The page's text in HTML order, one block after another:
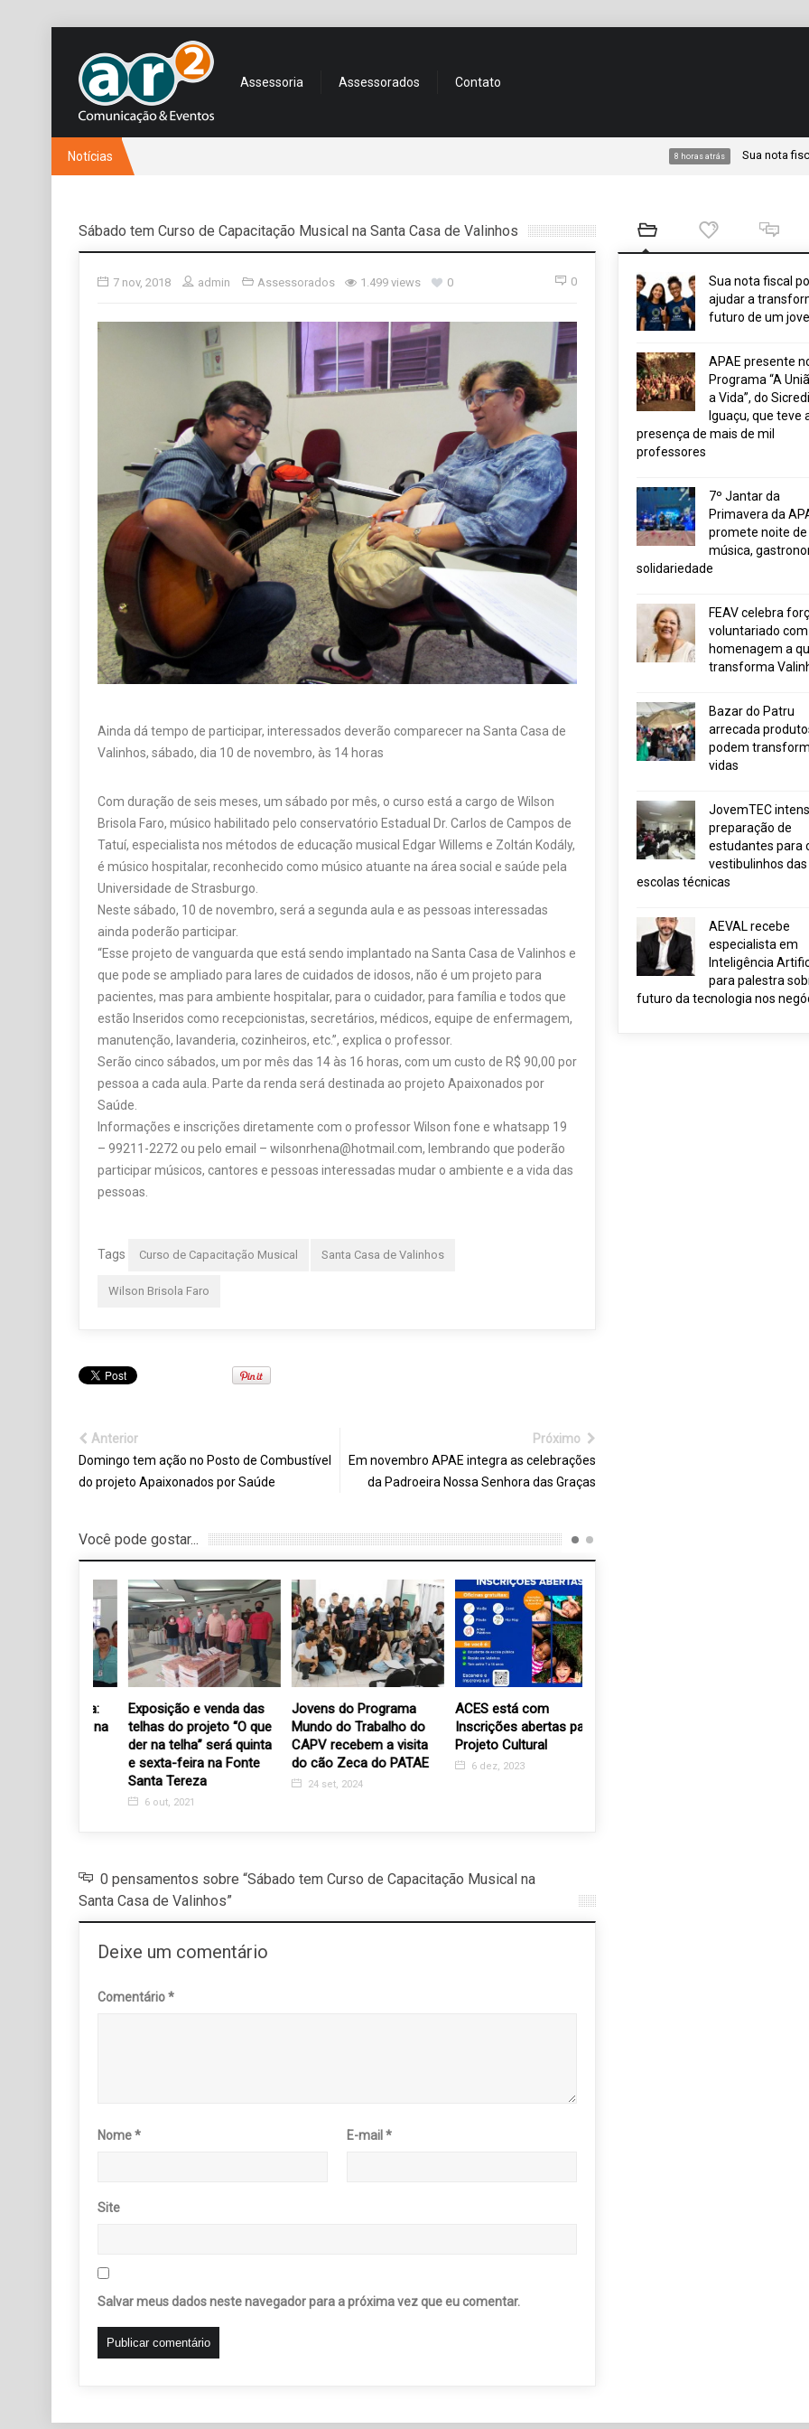
Assessoria Assessorados Contato
Notícias 8 horas atrás Sua nota fiscal pode
Sábado tem Curso de Capacitação Musical na Santa Casa de Valinhos
7 nov, 2018 admin Assessorados 1.499 views 0 0
Ainda dá tempo de participar, interessados deverão comparecer na Santa Casa de
Valinhos, sábado, dia 10 de novembro, às 14 horas
Com duração de seis meses, um sábado por mês, o curso está a cargo de Wilson
Brisola Faro, músico habilitado pelo conservatório Estadual Dr. Carlos de Campos de
Tatuí, especialista nos métodos de educação musical Edgar Willems e Zoltán Kodály,
é músico hospitalar, reconhecido como músico atuante na área social e saúde pela
Universidade de Strasburgo.
Neste sábado, 10 de novembro, será a segunda aula e as pessoas interessadas
ainda poderão participar.
“Esse projeto de vanguarda que está sendo implantado na Santa Casa de Valinhos e
que pode se ampliado para lares de cuidados de idosos, não é um projeto para
pacientes, mas para ambiente hospitalar, para o cuidador, para família e todos que
estão Inseridos como recepcionistas, secretários, médicos, equipe de enfermagem,
manutenção, lavanderia, cozinheiros, etc.”, explica o professor.
Serão cinco sábados, um por mês das 14 às 16 horas, com um custo de R$ 90,00 por
pessoa a cada aula. Parte da renda será destinada ao projeto Apaixonados por
Saúde.
Informações e inscrições diretamente com o professor Wilson fone e whatsapp 19
– 99211-2272 ou pelo email – wilsonrhena@hotmail.com, lembrando que poderão
participar músicos, cantores e pessoas interessadas mudar o ambiente e a vida das
pessoas.
Tags Curso de Capacitação Musical Santa Casa de Valinhos
Wilson Brisola Faro
Anterior
Domingo tem ação no Posto de Combustível
do projeto Apaixonados por Saúde
Próximo
Em novembro APAE integra as celebrações
da Padroeira Nossa Senhora das Graças
Você pode gostar...
Exposição e venda das
telhas do projeto “O que
der na telha” será quinta
e sexta-feira na Fonte
Santa Tereza
6 out, 2021
Jovens do Programa
Mundo do Trabalho do
CAPV recebem a visita
do cão Zeca do PATAE
24 set, 2024
ACES está com
Inscrições abertas para o
Projeto Cultural
6 dez, 2023
0 pensamentos sobre “Sábado tem Curso de Capacitação Musical na
Santa Casa de Valinhos”
Deixe um comentário
Comentário*
Nome* E-mail*
Site
Salvar meus dados neste navegador para a próxima vez que eu comentar.
Sua nota fiscal
ajudar a
futuro de um
APAE presente
Programa “A
a Vida”, do Sicredi
Iguaçu, que teve
presença de mais de mil
professores
7º Jantar da
Primavera da
promete noite de
música,
solidariedade
FEAV celebra
voluntariado com
homenagem a
transforma
Bazar do Patru
arrecada
podem
vidas
JovemTEC
preparação de
estudantes para
vestibulinhos das
escolas técnicas
AEVAL recebe
especialista em
Inteligência
para palestra
futuro da tecnologia nos